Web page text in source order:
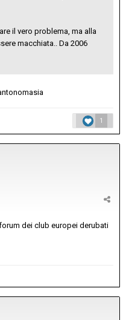
il vero problema, ma alla
macchiata.. Da 2006
1
dei club europei derubati